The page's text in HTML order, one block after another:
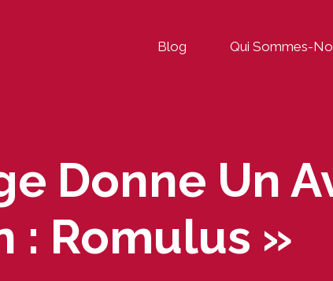
Blog Qui Sommes-
Donne Un
: Romulus »